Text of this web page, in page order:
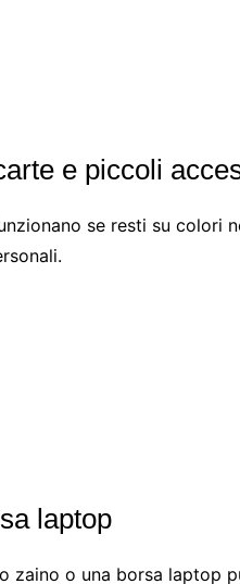
e piccoli
se resti su colori
laptop
zaino o una borsa laptop